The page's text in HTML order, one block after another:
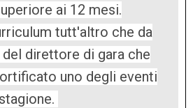
ai 12 mesi.
tutt'altro che da
direttore di gara che
uno degli eventi